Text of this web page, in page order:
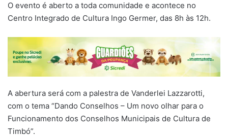
O evento é aberto a toda comunidade e acontece no
Centro Integrado de Cultura Ingo Germer, das 8h às 12h.
A abertura será com a palestra de Vanderlei Lazzarotti,
com o tema “Dando Conselhos – Um novo olhar para o
Funcionamento dos Conselhos Municipais de Cultura de
Timbó”.